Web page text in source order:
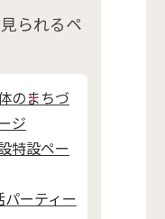
られるペ
のまちづ
ジ
特設ペー
ーティー